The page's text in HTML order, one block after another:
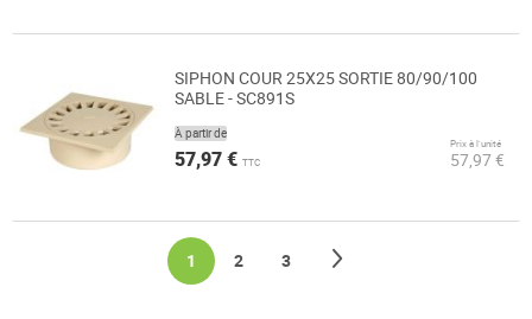
SIPHON COUR 25X25 SORTIE 80/90/100
SABLE - SC891S
À partir de
57,97 € TTC
Prix à l’unité
57,97 €
You're currently reading page
1 Page
2 Page
3